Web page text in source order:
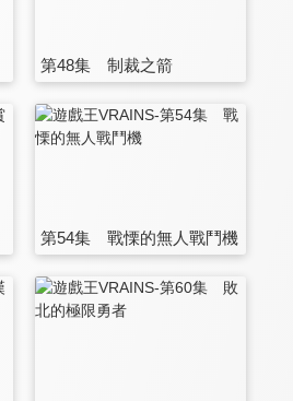
第48集 制裁之箭
第54集 戰慄的無人戰鬥機